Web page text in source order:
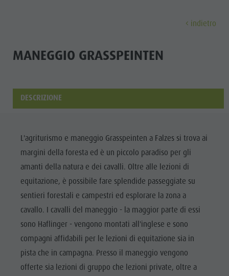
MUSEI
ATTRAZIONI
LOCALITÀ E
DINTORNI
Scopri
Tutti gli
eventi
Benessere
Famiglia &
bambini
Guida A-Z
Attrazioni
Località e dintorni
Highlight Events
Tutti gli eventi
Benessere
Famiglia & bambini
Guida A-Z
Escursioni
Sentieri tematici
Golf
Parapendio
Volo in mongolfiera
Rafting & Canyoning
Arrampicare
Cavalcare
Tennis
Nuotare
Offerte
Mobilità locale
Come arrivare
Webcam
Meteo
Contatto
Newsletter
Richiesta cataloghi
Imposta di soggiorno
Vacanza con il cane
Shopping
Visite guidate
Highlight Events
Must-sees
Ritiri
indietro
MANEGGIO GRASSPEINTEN
DESCRIZIONE
L'agriturismo e maneggio Grasspeinten a Falzes si trova ai
margini della foresta ed è un piccolo paradiso per gli
amanti della natura e dei cavalli. Oltre alle lezioni di
equitazione, è possibile fare splendide passeggiate su
sentieri forestali e campestri ed esplorare la zona a
cavallo. I cavalli del maneggio - la maggior parte di essi
sono Haflinger - vengono montati all'inglese e sono
compagni affidabili per le lezioni di equitazione sia in
pista che in campagna. Presso il maneggio vengono
offerte sia lezioni di gruppo che lezioni private, oltre a